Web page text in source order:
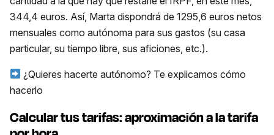
344,4 euros. Así, Marta dispondrá de 1295,6 euros netos
mensuales como autónoma para sus gastos (su casa
particular, su tiempo libre, sus aficiones, etc.).
¿Quieres hacerte autónomo? Te explicamos cómo
hacerlo
Calcular tus tarifas: aproximación a la tarifa